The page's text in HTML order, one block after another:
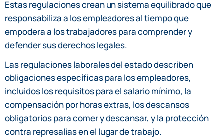
Estas regulaciones crean un sistema equilibrado que
responsabiliza a los empleadores al tiempo que
empodera a los trabajadores para comprender y
defender sus derechos legales.
Las regulaciones laborales del estado describen
obligaciones específicas para los empleadores,
incluidos los requisitos para el salario mínimo, la
compensación por horas extras, los descansos
obligatorios para comer y descansar, y la protección
contra represalias en el lugar de trabajo.